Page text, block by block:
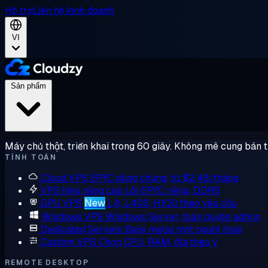
Hỗ trợLiên hệ kinh doanh
VI
Máy chủ thật, triển khai trong 60 giây. Không mê cung bán
TÍNH TOÁN
Cloud VPS EPYC dùng chung, từ $2,48/tháng
VPS hiệu năng cao Lõi EPYC riêng, DDR5
GPU VPS New L4, L40S, H100 theo yêu cầu
Windows VPS Windows Server, toàn quyền admin
Dedicated Servers Bare metal một người thuê
Custom VPS Chọn CPU, RAM, đĩa theo ý
REMOTE DESKTOP